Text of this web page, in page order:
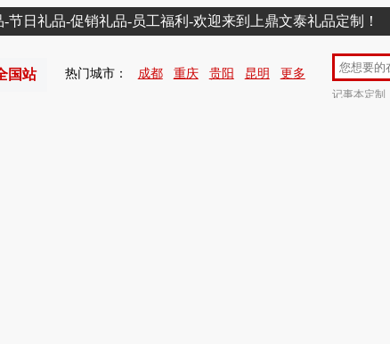
日礼品-促销礼品-员工福利-欢迎来到上鼎文泰礼品定制！
国站 热门城市： 成都 重庆 贵阳 昆明 更多
记事本定制